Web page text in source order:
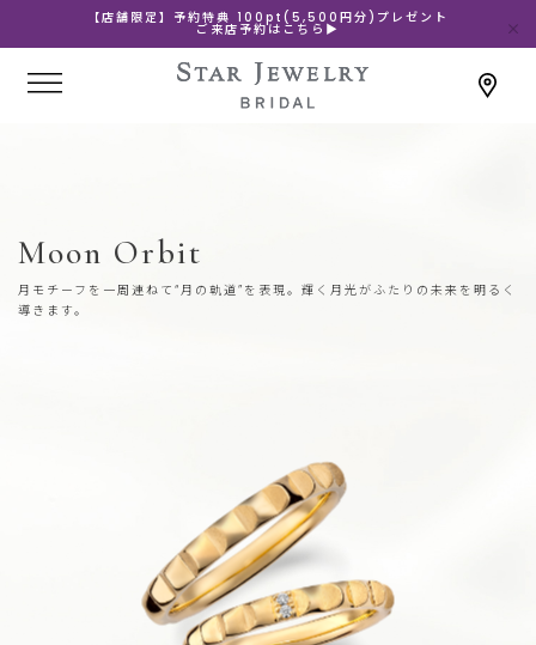
【店舗限定】予約特典 100pt(5,500円分)プレゼント
ご来店予約はこちら▶
Moon Orbit
月モチーフを一周連ねて“月の軌道”を表現。輝く月光がふたりの未来を明るく
導きます。